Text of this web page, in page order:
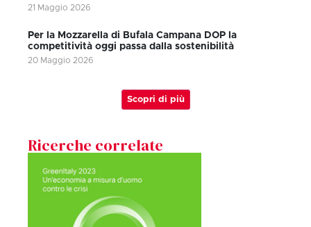
21 Maggio 2026
Per la Mozzarella di Bufala Campana DOP la
competitività oggi passa dalla sostenibilità
20 Maggio 2026
Scopri di più
Ricerche correlate